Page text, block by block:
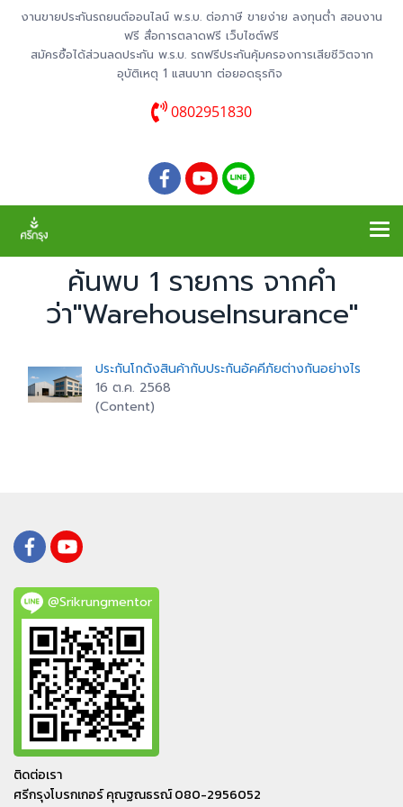
งานขายประกันรถยนต์ออนไลน์ พ.ร.บ. ต่อภาษี ขายง่าย ลงทุนต่ำ สอนงาน
ฟรี สื่อการตลาดฟรี เว็บไซต์ฟรี
สมัครซื้อได้ส่วนลดประกัน พ.ร.บ. รถฟรีประกันคุ้มครองการเสียชีวิตจาก
อุบัติเหตุ 1 แสนบาท ต่อยอดธุรกิจ
0802951830
ค้นพบ 1 รายการ จากคำ
ว่า"WarehouseInsurance"
ประกันโกดังสินค้ากับประกันอัคคีภัยต่างกันอย่างไร
16 ต.ค. 2568
(Content)
@Srikrungmentor
ติดต่อเรา
ศรีกรุงโบรกเกอร์ คุณฐณธรณ์ 080-2956052